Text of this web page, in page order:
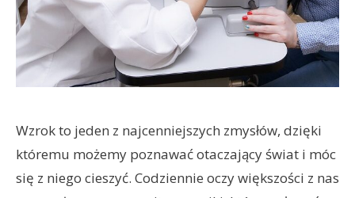
Wzrok to jeden z najcenniejszych zmysłów, dzięki
któremu możemy poznawać otaczający świat i móc
się z niego cieszyć. Codziennie oczy większości z nas